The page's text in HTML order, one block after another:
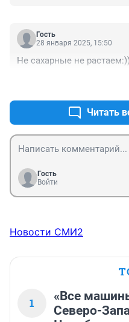
Гость
28 января 2025, 15:50
Не сахарные не
Читать
Гость
Войти
Новости СМИ2
1
«Все
Северо-